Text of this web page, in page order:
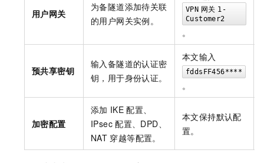
用户网关
为备隧道添加待关联
的用户网关实例。
VPN 网关 1-
Customer2
。
预共享密钥
输入备隧道的认证密
钥，用于身份认证。
本文输入
fddsFF456****
。
加密配置
添加 IKE 配置、
IPsec 配置、DPD、
NAT 穿越等配置。
本文保持默认配
置。